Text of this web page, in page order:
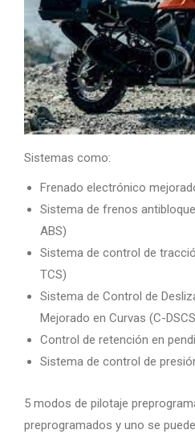
Sistemas como:
Frenado electrónico
Sistema de frenos
ABS)
Sistema de control de
TCS)
Sistema de Control de
Mejorado en Curvas (C-
Control de retención en
Sistema de control de
5 modos de pilotaje
preprogramados y uno se